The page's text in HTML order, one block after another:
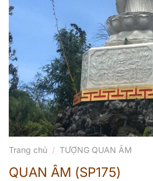
Trang chủ / TƯỢNG QUAN ÂM
QUAN ÂM (SP175)